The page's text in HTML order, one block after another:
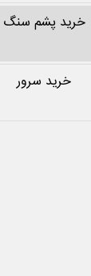
خرید پشم سنگ
خرید سرور